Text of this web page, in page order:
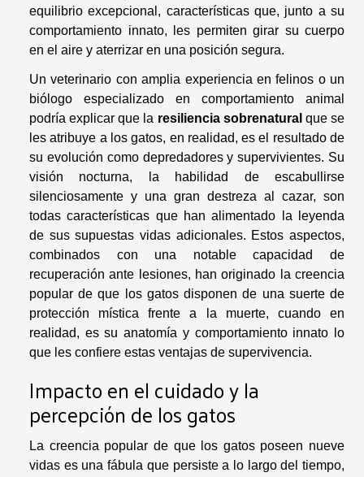
equilibrio excepcional, características que, junto a su
comportamiento innato, les permiten girar su cuerpo
en el aire y aterrizar en una posición segura.
Un veterinario con amplia experiencia en felinos o un
biólogo especializado en comportamiento animal
podría explicar que la resiliencia sobrenatural que se
les atribuye a los gatos, en realidad, es el resultado de
su evolución como depredadores y supervivientes. Su
visión nocturna, la habilidad de escabullirse
silenciosamente y una gran destreza al cazar, son
todas características que han alimentado la leyenda
de sus supuestas vidas adicionales. Estos aspectos,
combinados con una notable capacidad de
recuperación ante lesiones, han originado la creencia
popular de que los gatos disponen de una suerte de
protección mística frente a la muerte, cuando en
realidad, es su anatomía y comportamiento innato lo
que les confiere estas ventajas de supervivencia.
Impacto en el cuidado y la
percepción de los gatos
La creencia popular de que los gatos poseen nueve
vidas es una fábula que persiste a lo largo del tiempo,